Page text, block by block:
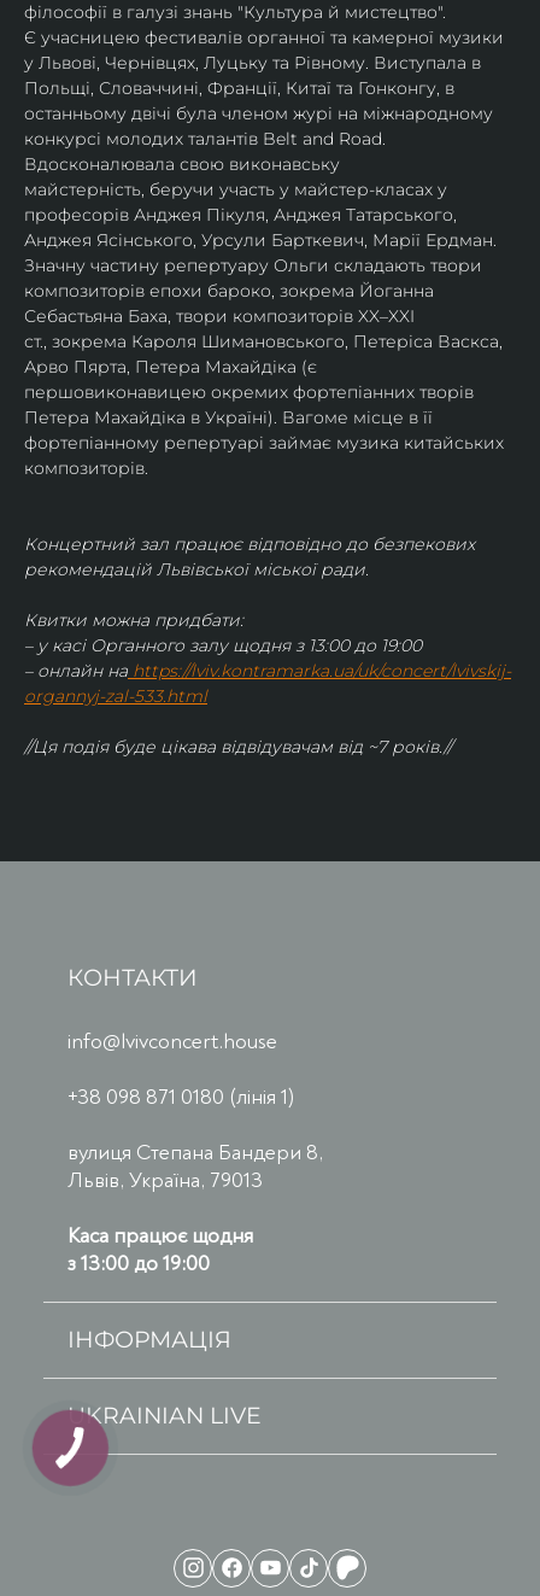
філософії в галузі знань "Культура й мистецтво".
Є учасницею фестивалів органної та камерної музики
у Львові, Чернівцях, Луцьку та Рівному. Виступала в
Польщі, Словаччині, Франції, Китаї та Гонконгу, в
останньому двічі була членом журі на міжнародному
конкурсі молодих талантів Belt and Road.
Вдосконалювала свою виконавську
майстерність, беручи участь у майстер-класах у
професорів Анджея Пікуля, Анджея Татарського,
Анджея Ясінського, Урсули Барткевич, Марії Ердман.
Значну частину репертуару Ольги складають твори
композиторів епохи бароко, зокрема Йоганна
Себастьяна Баха, твори композиторів XX–XXI
ст., зокрема Кароля Шимановського, Петеріса Васкса,
Арво Пярта, Петера Махайдіка (є
першовиконавицею окремих фортепіанних творів
Петера Махайдіка в Україні). Вагоме місце в її
фортепіанному репертуарі займає музика китайських
композиторів.
Концертний зал працює відповідно до безпекових
рекомендацій Львівської міської ради.
Квитки можна придбати:
– у касі Органного залу щодня з 13:00 до 19:00
– онлайн на https://lviv.kontramarka.ua/uk/concert/lvivskij-
organnyj-zal-533.html
//Ця подія буде цікава відвідувачам від ~7 років.//
КОНТАКТИ
info@lvivconcert.house
+38 098 871 0180 (лінія 1)
вулиця Степана Бандери 8,
Львів, Україна, 79013
Каса працює щодня
з 13:00 до 19:00
ІНФОРМАЦІЯ
UKRAINIAN LIVE
КНОПКА
ЗВ'ЯЗКУ